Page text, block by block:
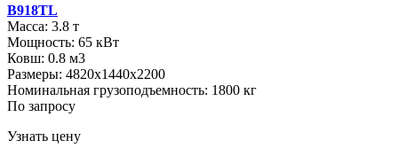
B918TL
Масса: 3.8 т
Мощность: 65 кВт
Ковш: 0.8 м3
Размеры: 4820х1440х2200
Номинальная грузоподъемность: 1800 кг
По запросу
Узнать цену